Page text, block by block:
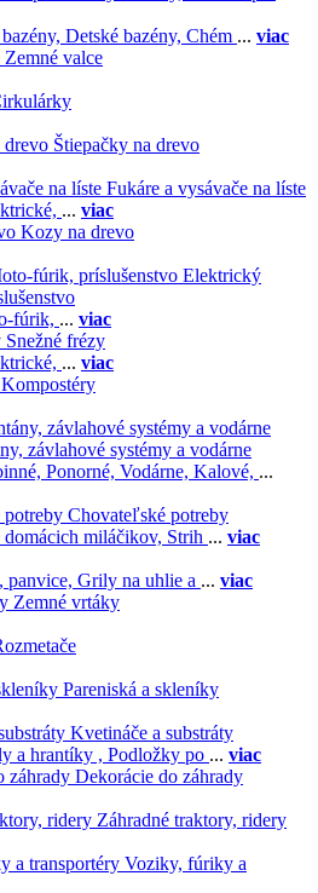
Detské bazény, Chém ... viac
Zemné valce
Štiepačky na drevo
Fukáre a vysávače na líste
... viac
Kozy na drevo
Elektrický
fúrik, ... viac
Snežné frézy
... viac
Kompostéry
závlahové systémy a vodárne
Ponorné, Vodárne, Kalové, ...
Chovateľské potreby
miláčikov, Strih ... viac
panvice, Grily na uhlie a ... viac
Zemné vrtáky
Pareniská a skleníky
Kvetináče a substráty
a hrantíky , Podložky po ... viac
Dekorácie do záhrady
Záhradné traktory, ridery
Voziky, fúriky a